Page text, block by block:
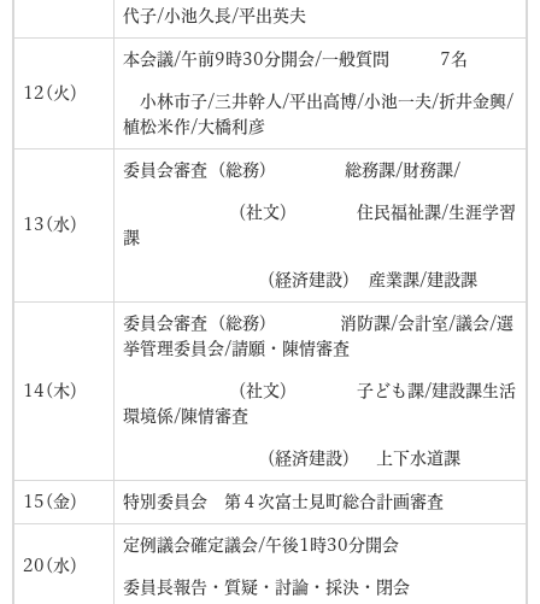
代子/小池久長/平出英夫
12(火）
本会議/午前9時30分開会/一般質問 7名
小林市子/三井幹人/平出高博/小池一夫/折井金興/
植松米作/大橋利彦
13(水）
委員会審査 (総務) 総務課/財務課/
（社文） 住民福祉課/生涯学習
課
（経済建設） 産業課/建設課
14(木）
委員会審査 (総務) 消防課/会計室/議会/選
挙管理委員会/請願・陳情審査
（社文） 子ども課/建設課生活
環境係/陳情審査
（経済建設） 上下水道課
15(金） 特別委員会 第４次富士見町総合計画審査
20(水）
定例議会確定議会/午後1時30分開会
委員長報告・質疑・討論・採決・閉会